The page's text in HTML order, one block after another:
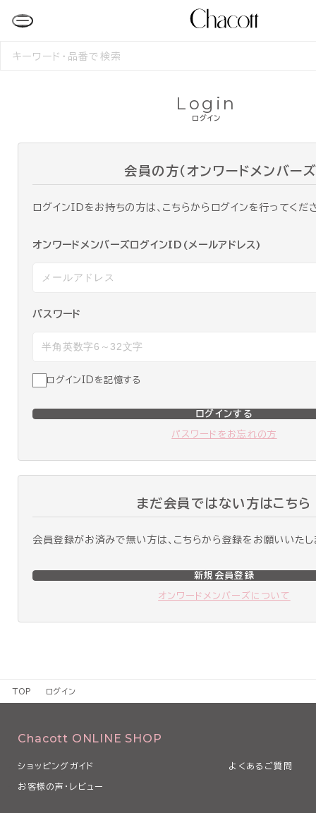
検
ログイン
Login
会員の方（オンワードメンバーズ
ログインIDをお持ちの方は、こちらからログインを行ってくだ
オンワードメンバーズログインID(メールアドレス)
パスワード
ログインIDを記憶する
ログインする
パスワードをお忘れの方
まだ会員ではない方はこちら
会員登録がお済みで無い方は、こちらから登録をお願いいたし
新規会員登録
オンワードメンバーズについて
TOP ログイン
Chacott ONLINE SHOP
ショッピングガイド よくあるご質問
お客様の声・レビュー